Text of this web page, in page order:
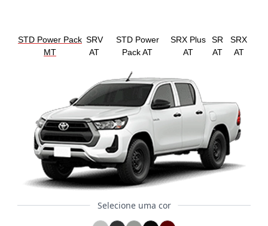
STD Power Pack
MT
SRV
AT
STD Power
Pack AT
SRX Plus
AT
SR
AT
SRX
AT
Selecione uma cor